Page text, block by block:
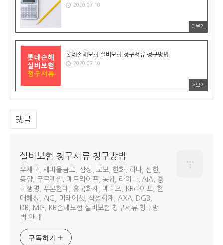
2020.07.10
더보기
롯데손해보험 실비보험 청구서류 청구방법
2020.07.10
더보기
댓글
실비보험 청구서류 청구방법
우체국, 새마을금고, 삼성, 교보, 한화, 하나, 신한,
동양, 푸르덴셜, 메트라이프, 농협, 라이나, AIA, 흥
국생명, 푸본현대, 흥국화재, 메리츠, KB라이프, 현
대해상, AIG, 미래에셋, 삼성화재, AXA, DGB,
DB, MG, KB손해보험 실비보험 청구서류 청구방
법 안내
구독하기